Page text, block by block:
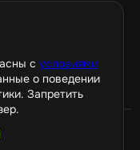
с условиями
о поведении
Запретить